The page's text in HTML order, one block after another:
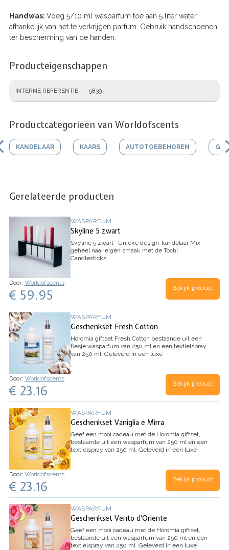
Handwas: Voeg 5/10 ml wasparfum toe aan 5 liter water,
afhankelijk van het te verkrijgen parfum. Gebruik handschoenen
ter bescherming van de handen.
Producteigenschappen
INTERNE REFERENTIE 5839
Productcategorieën van Worldofscents
KANDELAAR KAARS AUTOTOEBEHOREN
Gerelateerde producten
WASPARFUM
Skyline 5 zwart
Skyline 5 zwart Unieke design-kandelaar Mix
geheel naar eigen smaak met de Tochi
Candlesticks…
Door: Worldofscents
€ 59.95 Bekijk product
WASPARFUM
Geschenkset Fresh Cotton
Horomia giftset Fresh Cotton bestaande uit een
flesje wasparfum van 250 ml en een textielspray
van 250 ml. Geleverd in een luxe
Door: Worldofscents
€ 23.16 Bekijk product
WASPARFUM
Geschenkset Vaniglia e Mirra
Geef een mooi cadeau met de Horomia giftset,
bestaande uit een wasparfum van 250 ml en een
textielspray van 250 ml. Geleverd in een luxe
Door: Worldofscents
€ 23.16 Bekijk product
WASPARFUM
Geschenkset Vento d'Oriente
Geef een mooi cadeau met de Horomia giftset,
bestaande uit een wasparfum van 250 ml en een
textielspray van 250 ml. Geleverd in een luxe